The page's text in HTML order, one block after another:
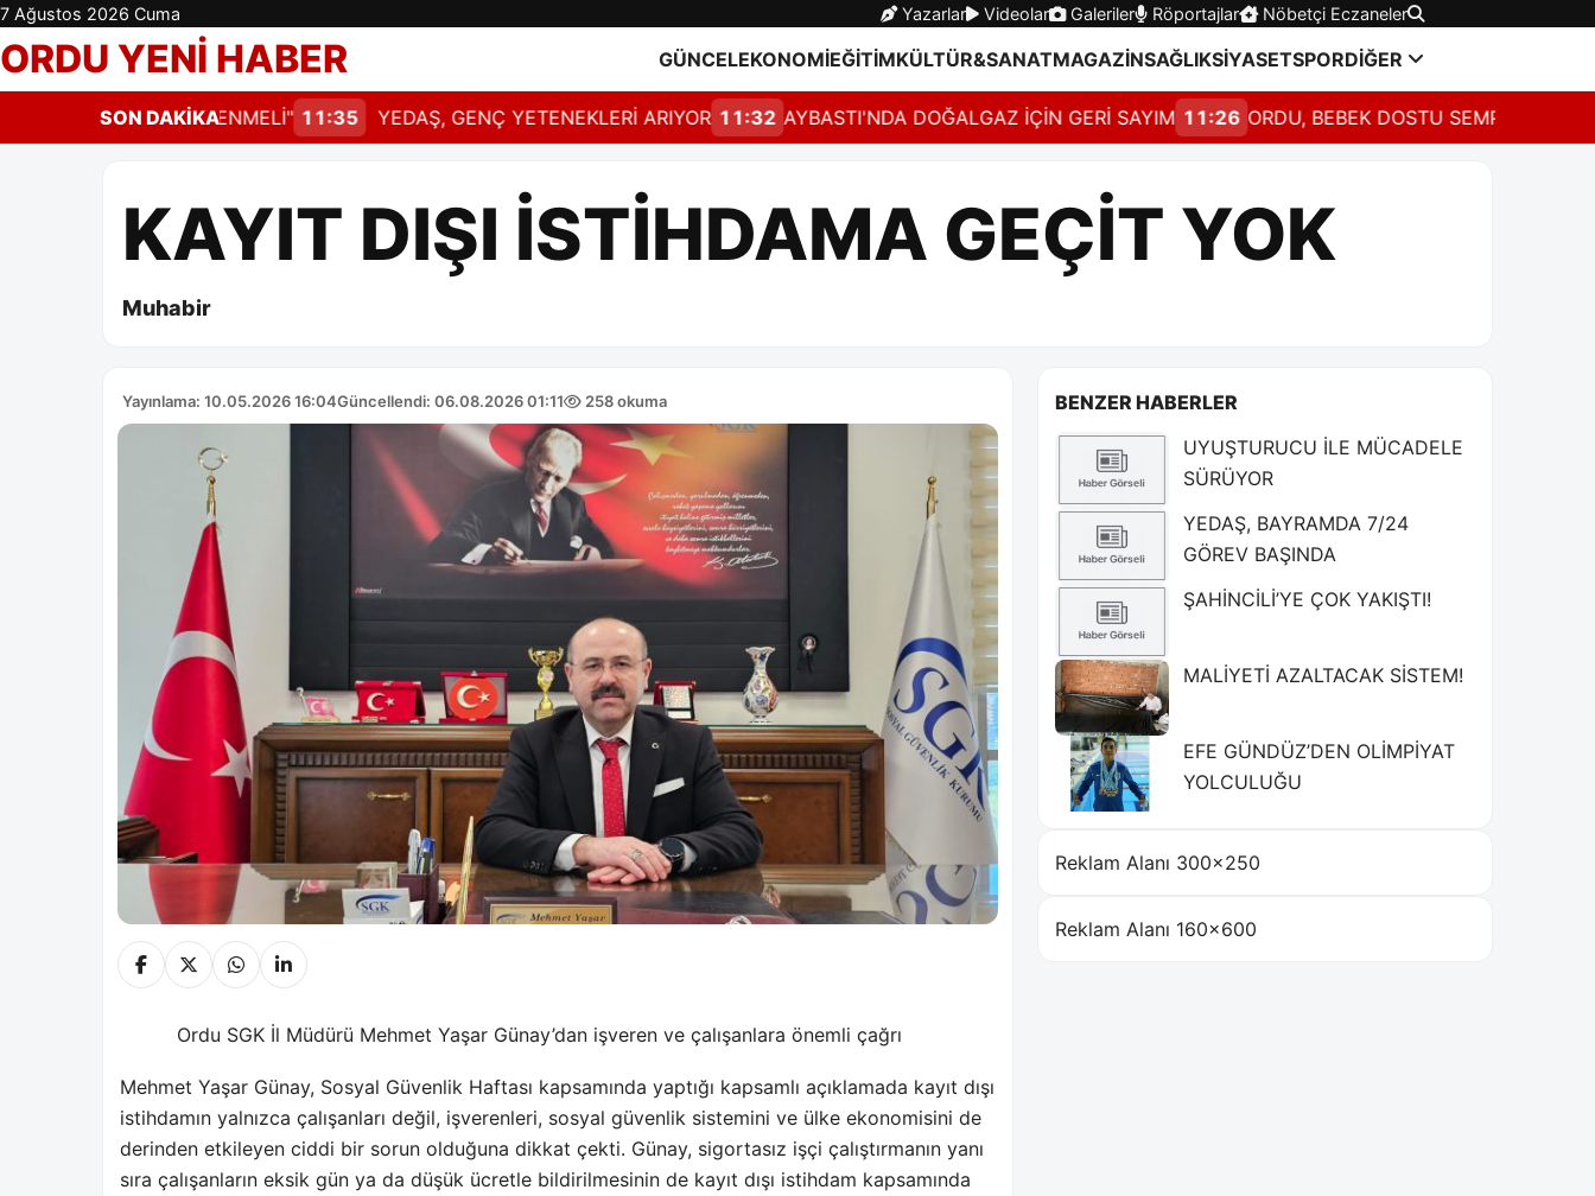
7 Ağustos 2026 Cuma Yazarlar Videolar Galeriler Röportajlar Nöbetçi Eczaneler
ORDU YENİ HABER GÜNCELEKONOMİEĞİTİMKÜLTÜR&SANATMAGAZİNSAĞLIKSİYASETSPORDİĞER
SON DAKİKA
GÜNCELLENMELİ" 11:35 YEDAŞ, GENÇ YETENEKLERİ ARIYOR 11:32 AYBASTI'NDA DOĞALGAZ İÇİN GERİ SAYIM 11:26 ORDU, BEBEK DOSTU SEMPOZYUMUNDA
KAYIT DIŞI İSTİHDAMA GEÇİT YOK
Muhabir
Yayınlama: 10.05.2026 16:04Güncellendi: 06.08.2026 01:11 258 okuma
Ordu SGK İl Müdürü Mehmet Yaşar Günay’dan işveren ve çalışanlara önemli çağrı
Mehmet Yaşar Günay, Sosyal Güvenlik Haftası kapsamında yaptığı kapsamlı açıklamada kayıt dışı
istihdamın yalnızca çalışanları değil, işverenleri, sosyal güvenlik sistemini ve ülke ekonomisini de
derinden etkileyen ciddi bir sorun olduğuna dikkat çekti. Günay, sigortasız işçi çalıştırmanın yanı
sıra çalışanların eksik gün ya da düşük ücretle bildirilmesinin de kayıt dışı istihdam kapsamında
BENZER HABERLER
UYUŞTURUCU İLE MÜCADELE
SÜRÜYOR
YEDAŞ, BAYRAMDA 7/24
GÖREV BAŞINDA
ŞAHİNCİLİ’YE ÇOK YAKIŞTI!
MALİYETİ AZALTACAK SİSTEM!
EFE GÜNDÜZ’DEN OLİMPİYAT
YOLCULUĞU
Reklam Alanı 300×250
Reklam Alanı 160×600